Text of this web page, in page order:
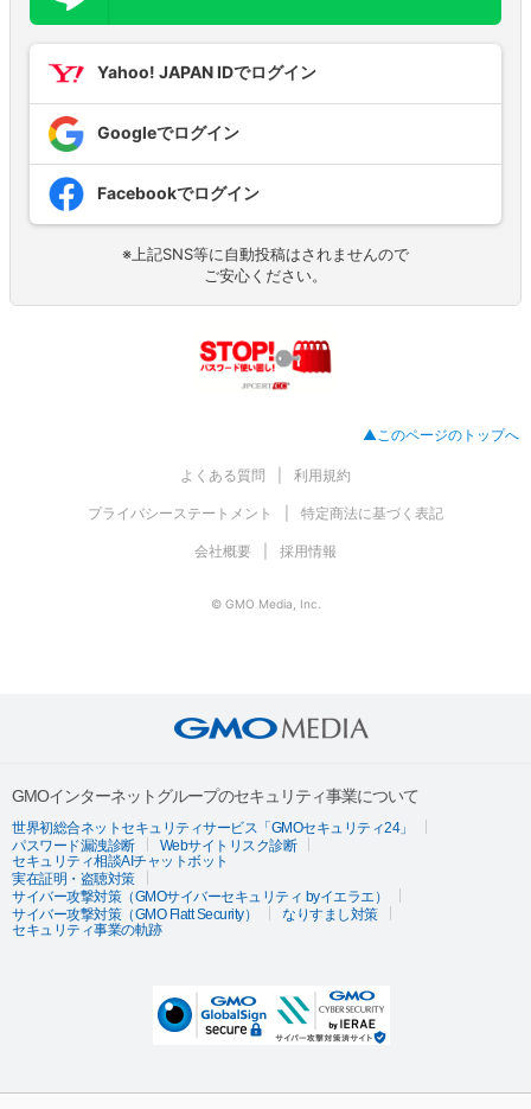
Yahoo! JAPAN IDでログイン
Googleでログイン
Facebookでログイン
※上記SNS等に自動投稿はされませんので
ご安心ください。
▲このページのトップへ
よくある質問 利用規約
プライバシーステートメント 特定商法に基づく表記
会社概要 採用情報
© GMO Media, Inc.
GMOインターネットグループのセキュリティ事業について
世界初総合ネットセキュリティサービス「GMOセキュリティ24」
パスワード漏洩診断
Webサイトリスク診断
セキュリティ相談AIチャットボット
実在証明・盗聴対策
サイバー攻撃対策（GMOサイバーセキュリティ byイエラエ）
サイバー攻撃対策（GMO Flatt Security）
なりすまし対策
セキュリティ事業の軌跡